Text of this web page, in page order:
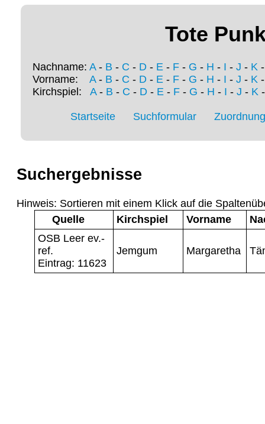
Tote
Nachname: A- B - C - D - E - F - G - H - I - J - K
Vorname: A- B - C - D - E - F - G - H - I - J - K
Kirchspiel: A- B - C - D- E- F- G - H - I - J - K
Startseite Suchformular
Suchergebnisse
Hinweis: Sortieren mit einem Klick auf die
Quelle
Kirchspiel Vorname
OSB Leer ev.-
ref.
Eintrag: 11623
Jemgum Margaretha